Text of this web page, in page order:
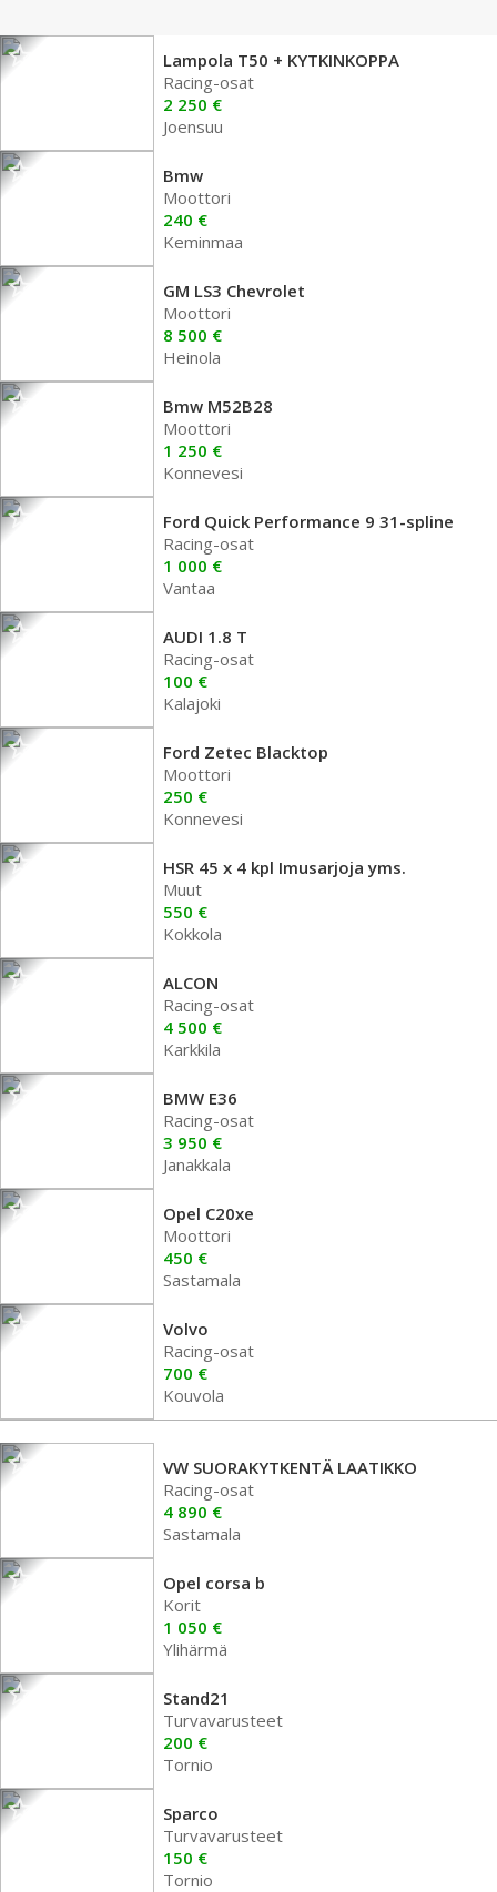
Lampola T50 + KYTKINKOPPA
Racing-osat
2 250 €
Joensuu
Bmw
Moottori
240 €
Keminmaa
GM LS3 Chevrolet
Moottori
8 500 €
Heinola
Bmw M52B28
Moottori
1 250 €
Konnevesi
Ford Quick Performance 9 31-spline
Racing-osat
1 000 €
Vantaa
AUDI 1.8 T
Racing-osat
100 €
Kalajoki
Ford Zetec Blacktop
Moottori
250 €
Konnevesi
HSR 45 x 4 kpl Imusarjoja yms.
Muut
550 €
Kokkola
ALCON
Racing-osat
4 500 €
Karkkila
BMW E36
Racing-osat
3 950 €
Janakkala
Opel C20xe
Moottori
450 €
Sastamala
Volvo
Racing-osat
700 €
Kouvola
VW SUORAKYTKENTÄ LAATIKKO
Racing-osat
4 890 €
Sastamala
Opel corsa b
Korit
1 050 €
Ylihärmä
Stand21
Turvavarusteet
200 €
Tornio
Sparco
Turvavarusteet
150 €
Tornio